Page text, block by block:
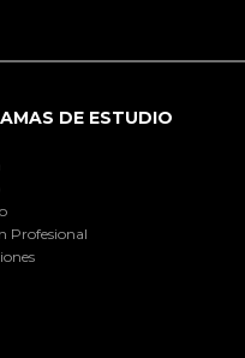
DE ESTUDIO
Profesional